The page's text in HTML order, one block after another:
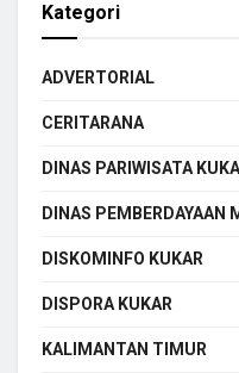
Kategori
ADVERTORIAL
CERITARANA
DINAS PARIWISATA
DINAS PEMBERDAYAAN
DISKOMINFO KUKAR
DISPORA KUKAR
KALIMANTAN TIMUR